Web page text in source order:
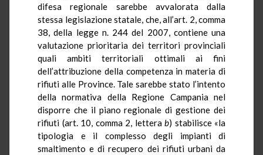
difesa regionale sarebbe avvalorata dalla
stessa legislazione statale, che, all’art. 2, comma
38, della legge n. 244 del 2007, contiene una
valutazione prioritaria dei territori provinciali
quali ambiti territoriali ottimali ai fini
dell’attribuzione della competenza in materia di
rifiuti alle Province. Tale sarebbe stato l’intento
della normativa della Regione Campania nel
disporre che il piano regionale di gestione dei
rifiuti (art. 10, comma 2, lettera b) stabilisce «la
tipologia e il complesso degli impianti di
smaltimento e di recupero dei rifiuti urbani da